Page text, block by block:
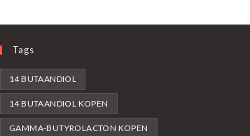
Tags
14 BUTAANDIOL
14 BUTAANDIOL KOPEN
GAMMA-BUTYROLACTON KOPEN